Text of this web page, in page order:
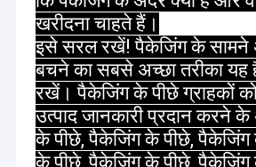
खरीदना चाहते हैं।
इसे सरल रखें! पैकेजिंग के सामने
बचने का सबसे अच्छा तरीका
रखें। पैकेजिंग के पीछे ग्राहकों
उत्पाद जानकारी प्रदान करने
के पीछे, पैकेजिंग के पीछे, पैकेजिंग
के पीछे, पैकेजिंग के पीछे, पैकेजिंग